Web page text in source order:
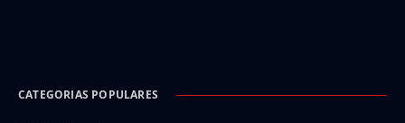
CATEGORIAS POPULARES